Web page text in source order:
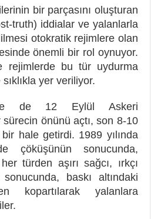
bir parçasını oluşturan
truth) iddialar ve yalanlarla
otokratik rejimlere olan
önemli bir rol oynuyor.
rejimlerde bu tür uydurma
yer veriliyor.
de 12 Eylül Askeri
önünü açtı, son 8-10
hale getirdi. 1989 yılında
çöküşünün sonucunda,
türden aşırı sağcı, ırkçı
baskı altındaki
kopartılarak yalanlara